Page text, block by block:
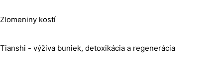
Zlomeniny kostí
Tianshi - výživa buniek, detoxikácia a regenerácia